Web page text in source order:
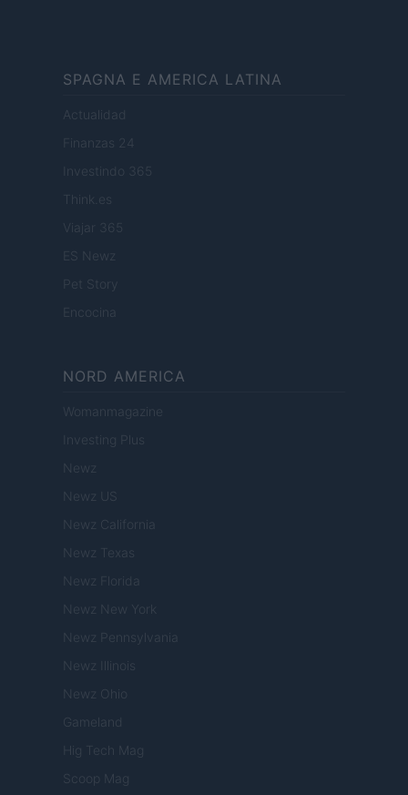
SPAGNA E AMERICA LATINA
Actualidad
Finanzas 24
Investindo 365
Think.es
Viajar 365
ES Newz
Pet Story
Encocina
NORD AMERICA
Womanmagazine
Investing Plus
Newz
Newz US
Newz California
Newz Texas
Newz Florida
Newz New York
Newz Pennsylvania
Newz Illinois
Newz Ohio
Gameland
Hig Tech Mag
Scoop Mag